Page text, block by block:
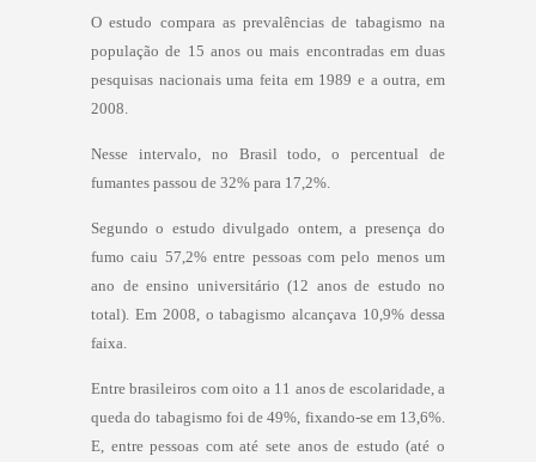
O estudo compara as prevalências de tabagismo na
população de 15 anos ou mais encontradas em duas
pesquisas nacionais uma feita em 1989 e a outra, em
2008.
Nesse intervalo, no Brasil todo, o percentual de
fumantes passou de 32% para 17,2%.
Segundo o estudo divulgado ontem, a presença do
fumo caiu 57,2% entre pessoas com pelo menos um
ano de ensino universitário (12 anos de estudo no
total). Em 2008, o tabagismo alcançava 10,9% dessa
faixa.
Entre brasileiros com oito a 11 anos de escolaridade, a
queda do tabagismo foi de 49%, fixando-se em 13,6%.
E, entre pessoas com até sete anos de estudo (até o